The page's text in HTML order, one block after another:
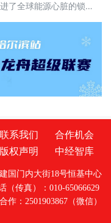
了全球能源心脏的锁
履蹒跚的全球经济再度
东，留下的不是和平，
真空——胡塞武装的导
派民兵的检查站，共同
全网。这是2026年春天，
联系我们
合作机会
版权声明 中经智库
国门内大街18号恒基中心
（传真）：010-65066629
作：2501903867（微信）